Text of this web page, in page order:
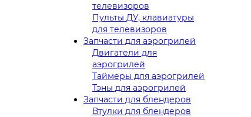
телевизоров
Пульты ДУ, клавиатуры
для телевизоров
Запчасти для аэрогрилей
Двигатели для
аэрогрилей
Таймеры для аэрогрилей
Тэны для аэрогрилей
Запчасти для блендеров
Втулки для блендеров